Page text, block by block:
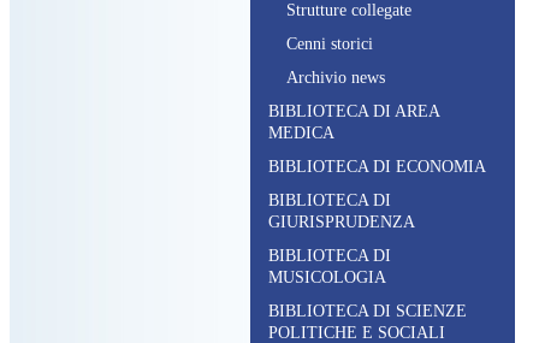
Strutture collegate
Cenni storici
Archivio news
BIBLIOTECA DI AREA
MEDICA
BIBLIOTECA DI ECONOMIA
BIBLIOTECA DI
GIURISPRUDENZA
BIBLIOTECA DI
MUSICOLOGIA
BIBLIOTECA DI SCIENZE
POLITICHE E SOCIALI